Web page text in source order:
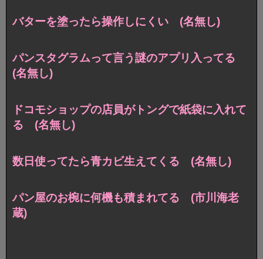
バターを塗ったら操作しにくい (名無し)
パンスタグラムって言う謎のアプリ入ってる
(名無し)
ドコモショップの店員がトングで紙袋に入れて
る (名無し)
数日使ってたら青カビ生えてくる (名無し)
パン屋のお椀に何機も積まれてる (市川海老
蔵)